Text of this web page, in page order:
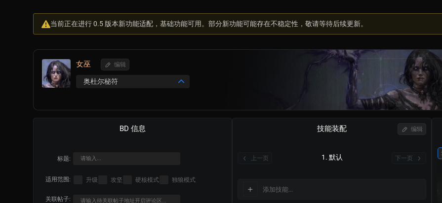
当前正在进行 0.5 版本新功能适配，基础功能可用。部分新功能可能存在不稳定性，敬请等待后续更新。
女巫 编辑
奥杜尔秘符
BD 信息
标题:
适用范围: 升级 攻坚 硬核模式 独狼模式
关联帖子:
技能装配 编辑
上一页 1. 默认 下一页
添加技能...